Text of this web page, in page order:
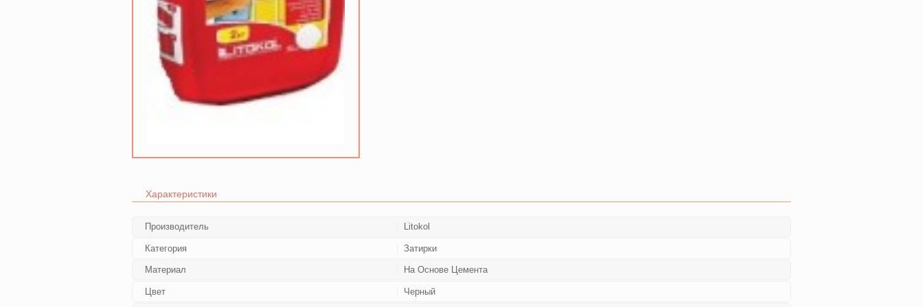
Характеристики
Производитель Litokol
Категория Затирки
Материал На Основе Цемента
Цвет Черный